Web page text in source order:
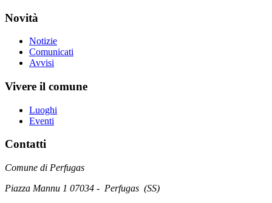
Novità
Notizie
Comunicati
Avvisi
Vivere il comune
Luoghi
Eventi
Contatti
Comune di Perfugas
Piazza Mannu 1 07034 - Perfugas (SS)